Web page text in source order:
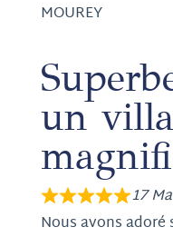
MOUREY
un
17
Nous avons adoré